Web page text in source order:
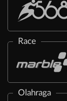
Race
Olahraga